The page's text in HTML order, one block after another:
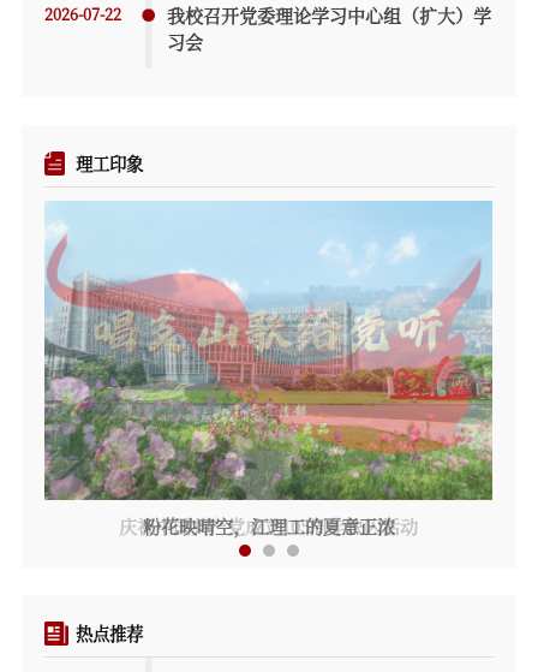
2026-07-22
我校召开党委理论学习中心组（扩大）学
习会
理工印象
庆祝中国共产党成立105周年快闪活动
粉花映晴空，江理工的夏意正浓
热点推荐